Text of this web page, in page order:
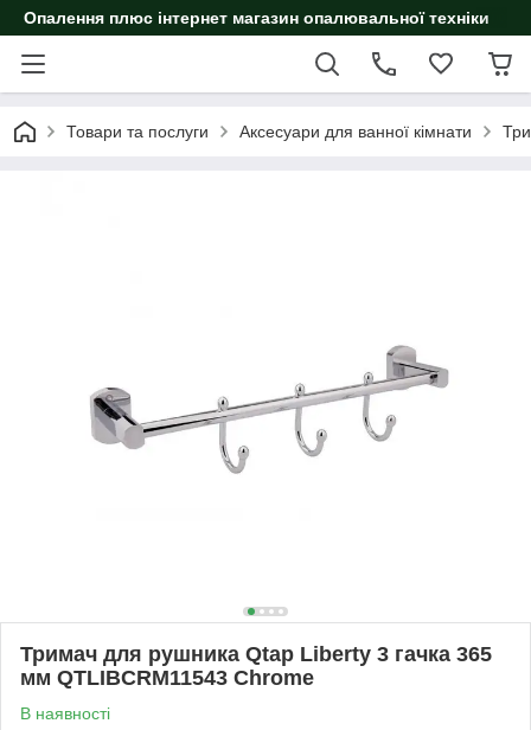
Опалення плюс інтернет магазин опалювальної техніки
Товари та послуги Аксесуари для ванної кімнати
Тримач для рушника Qtap Liberty 3 гачка 365
мм QTLIBCRM11543 Chrome
В наявності